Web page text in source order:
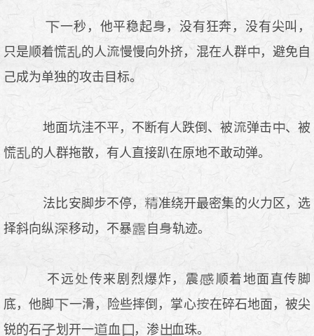
一秒，他平稳起
，没有狂奔，没有尖叫，
只是顺着慌
的人 慢慢向外挤，混在人群
，避免自
己成为单独的攻击目标。
地面坑洼不平，不断有人跌倒、被 弹击
、被
慌
的人群拖散，有人直接趴在原地不敢动弹。
法比安脚步不停，
准绕开最密集的火力区，选
择斜向纵
移动，不暴 自 轨迹。
不远 传来剧烈爆炸，震
顺着地面直传脚
底，他脚
一 ，险些摔倒，掌心
在碎石地面，被尖
锐的石
划开一 血 ，渗 血珠。